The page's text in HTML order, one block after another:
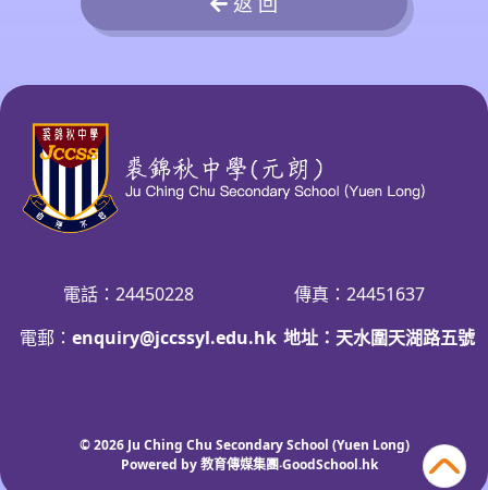
電話：24450228
傳真：24451637
電郵： enquiry@jccssyl.edu.hk 地址：天水圍天湖路五號
© 2026 Ju Ching Chu Secondary School (Yuen Long)
Powered by教育傳媒集團‧GoodSchool.hk